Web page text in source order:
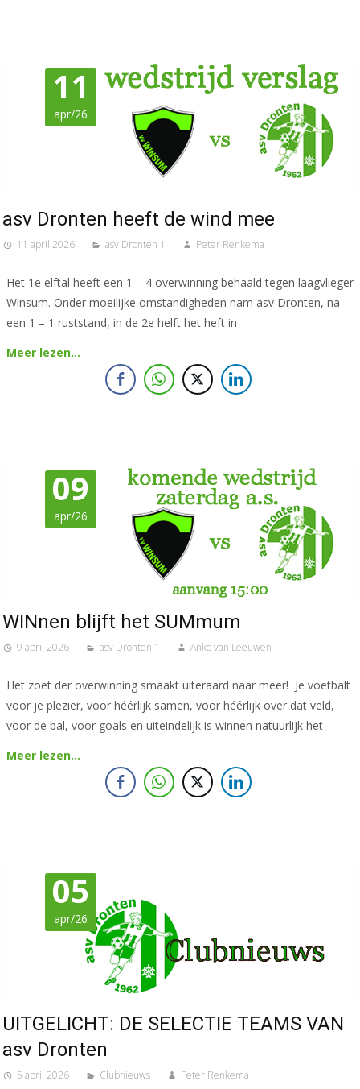
11
apr/26
asv Dronten heeft de wind mee
11 april 2026 asv Dronten 1 Peter Renkema
Het 1e elftal heeft een 1 – 4 overwinning behaald tegen laagvlieger
Winsum. Onder moeilijke omstandigheden nam asv Dronten, na
een 1 – 1 ruststand, in de 2e helft het heft in
Meer lezen…
09
apr/26
WINnen blijft het SUMmum
9 april 2026 asv Dronten 1 Anko van Leeuwen
Het zoet der overwinning smaakt uiteraard naar meer! Je voetbalt
voor je plezier, voor héérlijk samen, voor héérlijk over dat veld,
voor de bal, voor goals en uiteindelijk is winnen natuurlijk het
Meer lezen…
05
apr/26
UITGELICHT: DE SELECTIE TEAMS VAN
asv Dronten
5 april 2026 Clubnieuws Peter Renkema